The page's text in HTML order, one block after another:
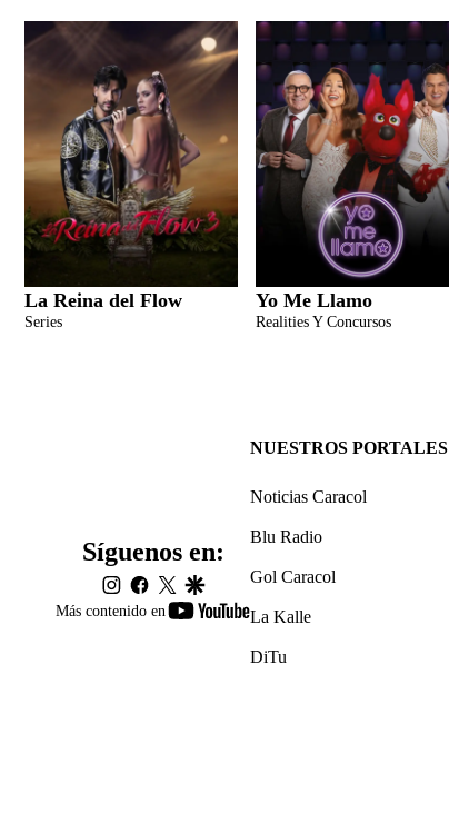
La Reina del Flow
Series
Yo Me Llamo
Realities Y Concursos
Más contenido en
youtube-
Síguenos en:
instagram
facebook
twittergoogle
NUESTROS PORTALES
Noticias Caracol
Blu Radio
Gol Caracol
La Kalle
DiTu